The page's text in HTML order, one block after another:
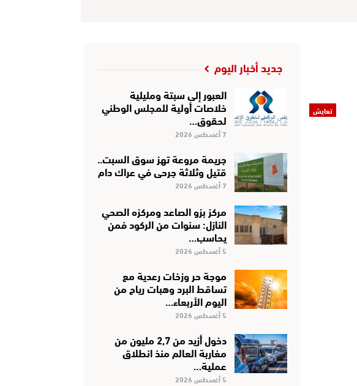
تعايش
جديد أخبار اليوم
العبور إلى سبتة ومليلية
خلاصات أولية للمجلس الوطني
لحقوق…
7 أغسطس 2026
جريمة مروعة تهز سوق السبت..
قتيل وثلاثة جرحى في عراك دام
7 أغسطس 2026
مركز بزو الصاعد ومركزه الصحي
النازل: سنوات من الركود فمن
يحاسب…
5 أغسطس 2026
موجة حر وزخات رعدية مع
تساقط البرد وهبات رياح من
اليوم الأربعاء…
5 أغسطس 2026
دخول أزيد من 2,7 مليون من
مغاربة العالم منذ انطلاق
عملية…
5 أغسطس 2026